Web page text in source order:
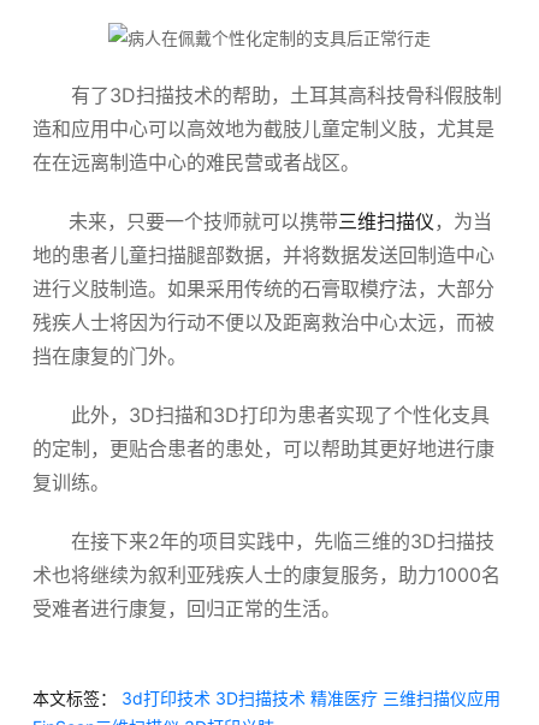
有了3D扫描技术的帮助，土耳其高科技骨科假肢制
造和应用中心可以高效地为截肢儿童定制义肢，尤其是
在在远离制造中心的难民营或者战区。
未来，只要一个技师就可以携带三维扫描仪 ，为当
地的患者儿童扫描腿部数据，并将数据发送回制造中心
进行义肢制造。如果采用传统的石膏取模疗法，大部分
残疾人士将因为行动不便以及距离救治中心太远，而被
挡在康复的门外。
此外，3D扫描和3D打印为患者实现了个性化支具
的定制，更贴合患者的患处，可以帮助其更好地进行康
复训练。
在接下来2年的项目实践中，先临三维的3D扫描技
术也将继续为叙利亚残疾人士的康复服务，助力1000名
受难者进行康复，回归正常的生活。
本文标签： 3d打印技术 3D扫描技术 精准医疗 三维扫描仪应用